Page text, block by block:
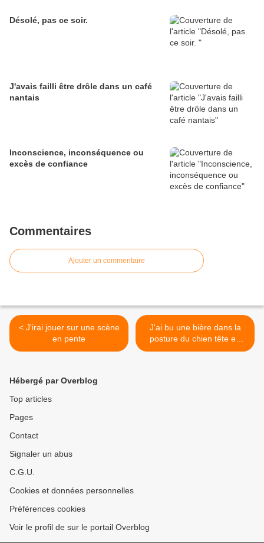
Désolé, pas ce soir.
J'avais failli être drôle dans un café
nantais
Inconscience, inconséquence ou
excès de confiance
Commentaires
Ajouter un commentaire
< J'irai jouer sur une scène
en pente
J'ai bu une bière dans la
posture du chien tête en
bas >
Hébergé par Overblog
Top articles
Pages
Contact
Signaler un abus
C.G.U.
Cookies et données personnelles
Préférences cookies
Voir le profil de sur le portail Overblog